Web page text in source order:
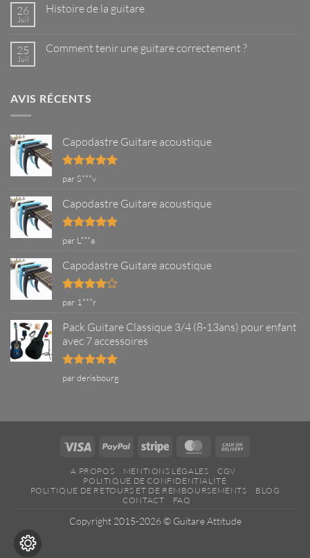
Ce
que
Les
monde
26
Juil
Histoire de la guitare
Histoire
25
Juil
Comment tenir une guitare correctement ?
tenir
?
AVIS RÉCENTS
Capodastre Guitare acoustique
Note5sur
par S***v
Capodastre Guitare acoustique
Note5
par L***a
Capodastre Guitare acoustique
Note4
par 1***r
Pack Guitare Classique 3/4 (8-13ans) pour enfant
avec 7 accessoires
Note5sur
par derisbourg
Visa PayPal Stripe MasterCard
A PROPOS MENTIONS LÉGALES
CGV
POLITIQUE DE CONFIDENTIALITÉ
POLITIQUE DE RETOURS ET DE REMBOURSEMENTS
BLOG
CONTACT
FAQ
Copyright 2015-2026 © Guitare Attitude